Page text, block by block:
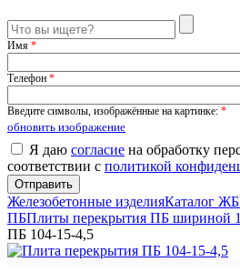
Имя *
Телефон *
Введите символы, изображённые на картинке: *
обновить изображение
Я даю согласие на обработку
соответствии с политикой
Железобетонные изделияКаталог
ПБПлиты перекрытия ПБ шириной
ПБ 104-15-4,5